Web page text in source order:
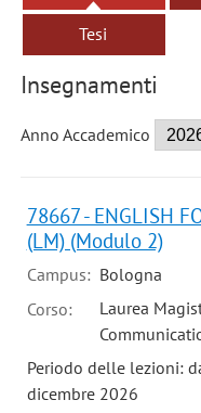
Tesi
Insegnamenti
Anno Accademico
78667 - ENGLISH
(LM) (Modulo 2)
Campus: Bologna
Corso:
Laurea
Periodo delle lezioni:
dicembre 2026